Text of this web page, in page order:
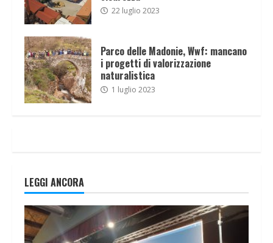
22 luglio 2023
Parco delle Madonie, Wwf: mancano
i progetti di valorizzazione
naturalistica
1 luglio 2023
LEGGI ANCORA